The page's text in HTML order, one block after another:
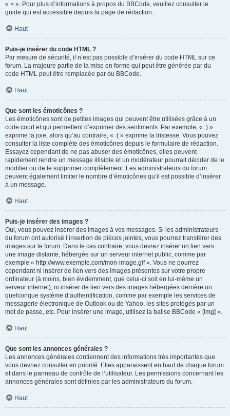
« > ». Pour plus d’informations à propos du BBCode, veuillez consulter le
guide qui est accessible depuis la page de rédaction.
Haut
Puis-je insérer du code HTML ?
Par mesure de sécurité, il n’est pas possible d’insérer du code HTML sur ce
forum. La majeure partie de la mise en forme qui peut être générée par du
code HTML peut être remplacée par du BBCode.
Haut
Que sont les émoticônes ?
Les émoticônes sont de petites images qui peuvent être utilisées grâce à un
code court et qui permettent d’exprimer des sentiments. Par exemple, « :) »
exprime la joie, alors qu’au contraire, « :( » exprime la tristesse. Vous pouvez
consulter la liste complète des émoticônes depuis le formulaire de rédaction.
Essayez cependant de ne pas abuser des émoticônes, elles peuvent
rapidement rendre un message illisible et un modérateur pourrait décider de le
modifier ou de le supprimer complètement. Les administrateurs du forum
peuvent également limiter le nombre d’émoticônes qu’il est possible d’insérer
à un message.
Haut
Puis-je insérer des images ?
Oui, vous pouvez insérer des images à vos messages. Si les administrateurs
du forum ont autorisé l’insertion de pièces jointes, vous pourrez transférer des
images sur le forum. Dans le cas contraire, vous devrez insérer un lien vers
une image distante, hébergée sur un serveur internet public, comme par
exemple « http://www.exemple.com/mon-image.gif ». Vous ne pourrez
cependant ni insérer de lien vers des images présentes sur votre propre
ordinateur (à moins, bien évidemment, que celui-ci soit en lui-même un
serveur internet), ni insérer de lien vers des images hébergées derrière un
quelconque système d’authentification, comme par exemple les services de
messagerie électronique de Outlook ou de Yahoo, les sites protégés par un
mot de passe, etc. Pour insérer une image, utilisez la balise BBCode « [img] ».
Haut
Que sont les annonces générales ?
Les annonces générales contiennent des informations très importantes que
vous devriez consulter en priorité. Elles apparaissent en haut de chaque forum
et dans le panneau de contrôle de l’utilisateur. Les permissions concernant les
annonces générales sont définies par les administrateurs du forum.
Haut